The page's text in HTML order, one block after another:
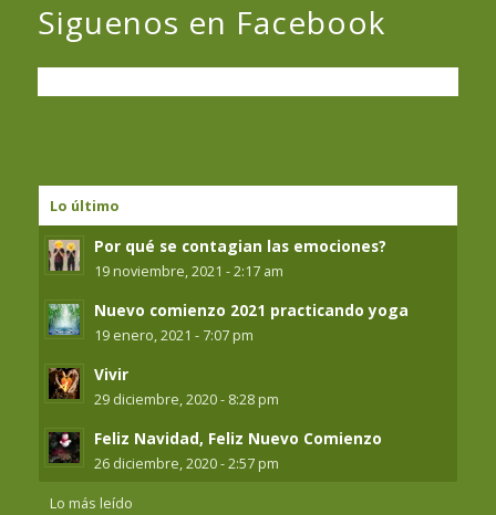
Siguenos en Facebook
Lo último
Por qué se contagian las emociones?
19 noviembre, 2021 - 2:17 am
Nuevo comienzo 2021 practicando yoga
19 enero, 2021 - 7:07 pm
Vivir
29 diciembre, 2020 - 8:28 pm
Feliz Navidad, Feliz Nuevo Comienzo
26 diciembre, 2020 - 2:57 pm
Lo más leído